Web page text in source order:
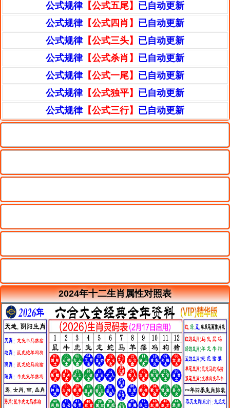
公式规律【公式五尾】 已自动更新
公式规律【公式四肖】 已自动更新
公式规律【公式三头】 已自动更新
公式规律【公式杀肖】 已自动更新
公式规律【公式一尾】 已自动更新
公式规律【公式独平】 已自动更新
公式规律【公式三行】 已自动更新
2024年十二生肖属性对照表